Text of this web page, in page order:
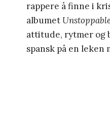
rappere å finne i
albumet
attitude, rytmer og
spansk på en leken